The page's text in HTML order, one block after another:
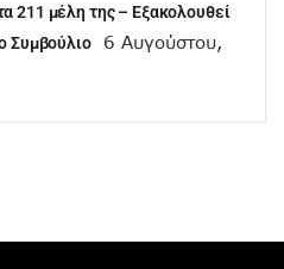
211 μέλη της – Εξακολουθεί
Συμβούλιο
6 Αυγούστου,